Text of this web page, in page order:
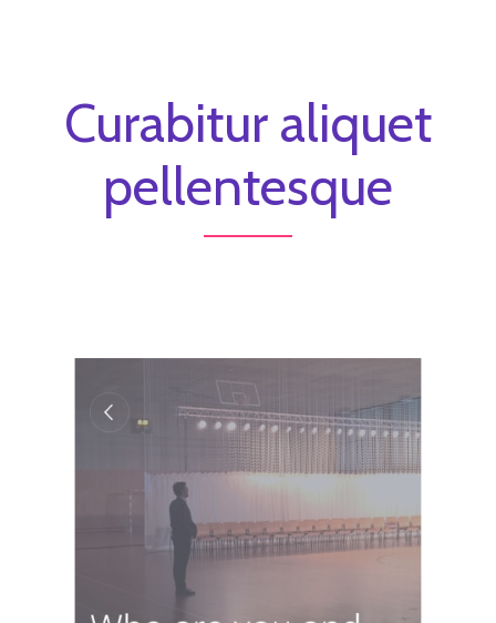
Curabitur aliquet
pellentesque